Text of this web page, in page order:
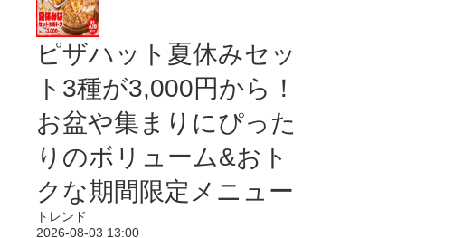
ピザハット夏休みセッ
ト3種が3,000円から！
お盆や集まりにぴった
りのボリューム&おト
クな期間限定メニュー
トレンド
2026-08-03 13:00